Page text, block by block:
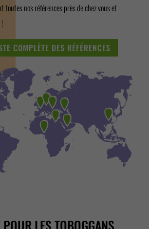
toutes nos références près de chez vous et
!
COMPLÈTE DES RÉFÉRENCES
LES TOBOGGANS